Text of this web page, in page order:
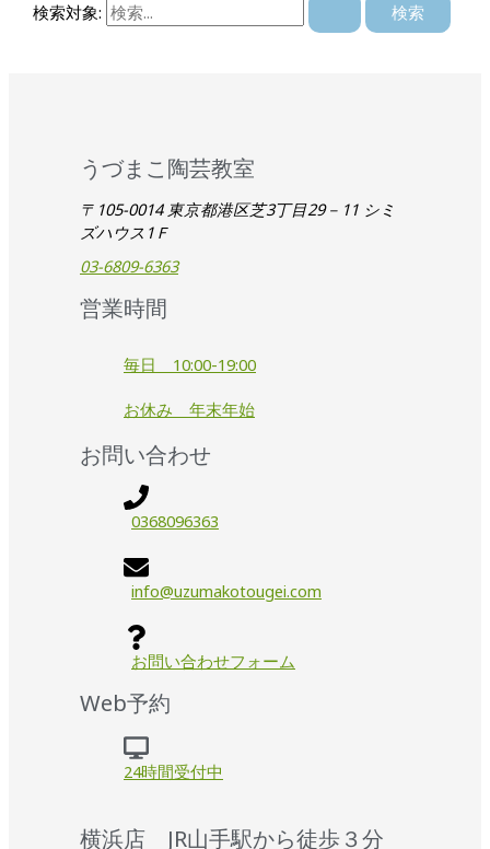
検索対象:
うづまこ陶芸教室
〒105-0014 東京都港区芝3丁目29－11 シミ
ズハウス1Ｆ
03-6809-6363
営業時間
毎日 10:00-19:00
お休み 年末年始
お問い合わせ
0368096363
info@uzumakotougei.com
お問い合わせフォーム
Web予約
24時間受付中
横浜店 JR山手駅から徒歩３分